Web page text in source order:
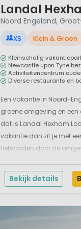
Landal
Noord Engeland,
XS Klein & Groen
Kleinschalig
Newcastle upon Tyne
Activiteitencentrum
Diverse restaurants en
Een vakantie in Noord-
groene omgeving en
dat is Landal Hexham
vakantie dan zit je met
fietspaden door de
zijn op dit park ook
welko...
Bekijk details